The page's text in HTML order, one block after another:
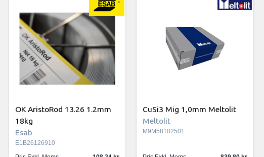
OK AristoRod 13.26 1.2mm
18kg
Esab
E1B26126910
CuSi3 Mig 1,0mm Meltolit
Meltolit
M9M58102501